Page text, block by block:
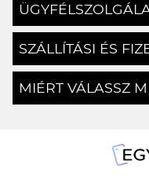
SZÁLLÍTÁSI ÉS
MIÉRT VÁLASSZ